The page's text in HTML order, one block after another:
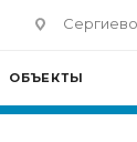
ОБЪЕКТЫ